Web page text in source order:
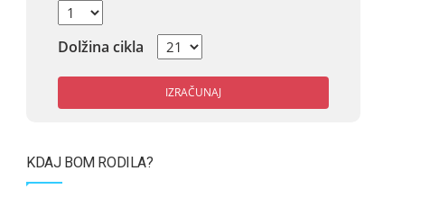
Dolžina cikla
IZRAČUNAJ
KDAJ BOM RODILA?